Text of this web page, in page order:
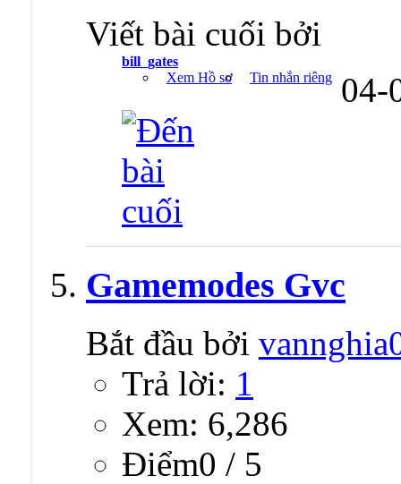
Viết bài cuối bởi
bill_gates
Xem Hồ sơ
Tin nhắn riêng 04-
Gamemodes Gvc
Bắt đầu bởi
Trả lời: 1
Xem: 6,286
Ðiểm0 / 5